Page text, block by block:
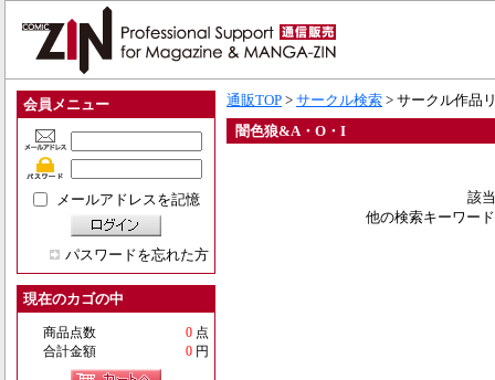
会員メニュー
メールアドレスを記憶
パスワードを忘れた方
現在のカゴの中
商品点数 0 点
合計金額
0 円
通販TOP > サークル検索 > サークル作品
闇色狼&A・O・I
該
他の検索キーワー